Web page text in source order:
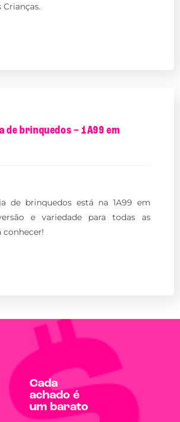
Crianças.
de brinquedos – 1A99 em
de brinquedos está na 1A99 em
e variedade para todas as
conhecer!
Cada
achado é
um barato